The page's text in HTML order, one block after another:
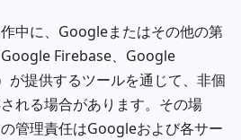
中に、Googleまたはその他の第
Firebase、Google
提供するツールを通じて、非個
れる場合があります。その場
管理責任はGoogleおよび各サー